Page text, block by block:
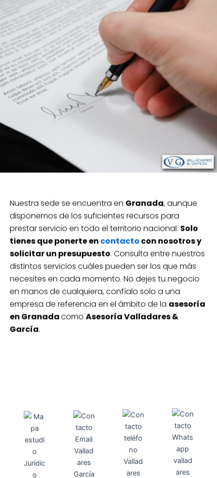
Nuestra sede se encuentra en Granada, aunque
disponemos de los suficientes recursos para
prestar servicio en todo el territorio nacional. Solo
tienes que ponerte en contacto con nosotros y
solicitar un presupuesto. Consulta entre nuestros
distintos servicios cuáles pueden ser los que más
necesites en cada momento. No dejes tu negocio
en manos de cualquiera, confíalo solo a una
empresa de referencia en el ámbito de la asesoría
en Granadacomo Asesoría Valladares &
García.